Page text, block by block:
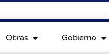
Obras Gobierno